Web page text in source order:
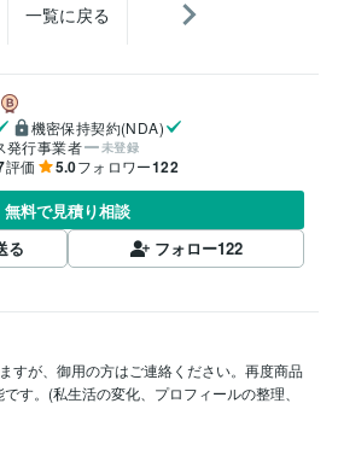
一覧に戻る
機密保持契約(NDA)
発行事業者
未登録
評価 5.0フォロワー122
無料で見積り相談
る
フォロー122
すが、御用の方はご連絡ください。再度商品
す。(私生活の変化、プロフィールの整理、